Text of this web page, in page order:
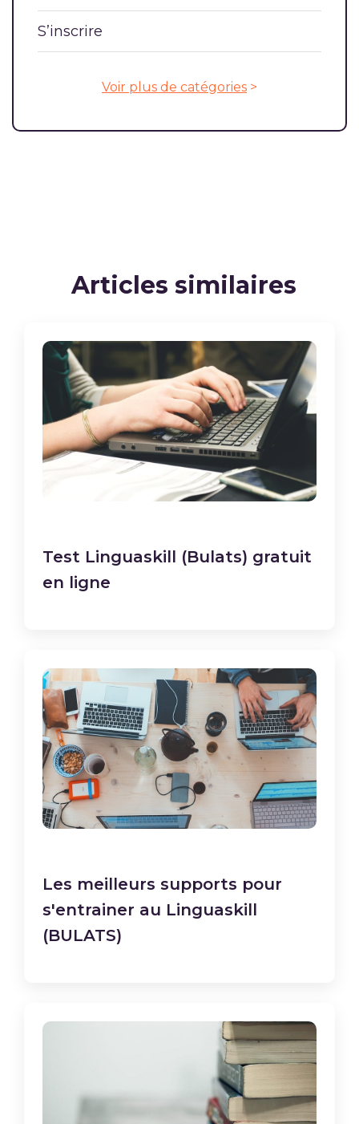
S’inscrire
Voir plus de catégories >
Articles similaires
Test Linguaskill (Bulats) gratuit
en ligne
Les meilleurs supports pour
s'entrainer au Linguaskill
(BULATS)